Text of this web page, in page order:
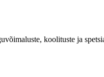
koolituste ja